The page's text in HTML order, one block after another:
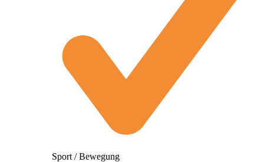
Sport / Bewegung